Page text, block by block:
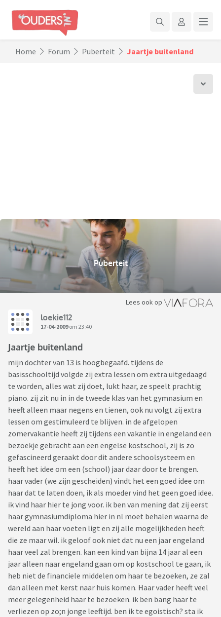
Home Forum Puberteit Jaartje buitenland
Puberteit
Lees ook op
loekie112
17-04-2009om 23:40
Jaartje buitenland
mijn dochter van 13 is hoogbegaafd. tijdens de
basisschooltijd volgde zij extra lessen om extra uitgedaagd
te worden, alles wat zij doet, lukt haar, ze speelt prachtig
piano. zij zit nu in in de tweede klas van het gymnasium en
heeft alleen maar negens en tienen, ook nu volgt zij extra
lessen om gestimuleerd te blijven. in de afgelopen
zomervakantie heeft zij tijdens een vakantie in engeland een
bezoekje gebracht aan een engelse kostschool, zij is zo
gefascineerd geraakt door dit andere schoolsysteem en
heeft het idee om een (school) jaar daar door te brengen.
haar vader (we zijn gescheiden) vindt het een goed idee om
haar dat te laten doen, ik als moeder vind het geen goed idee.
ik vind haar hier te jong voor. ik ben van mening dat zij eerst
haar gymnasiumdiploma hier in nl moet behalen waarna de
wereld aan haar voeten ligt en zij alle mogelijkheden heeft
die ze maar wil. ik geloof ook niet dat nu een jaar engeland
haar veel zal brengen. kan een kind van bijna 14 jaar al een
jaar alleen naar engeland gaan om op kostschool te gaan, ik
heb niet de financiele middelen om haar te bezoeken, ze zal
dan alleen met kerst naar huis komen. Haar vader heeft veel
meer gelegenheid haar te bezoeken. ik ben bang haar te
verliezen op zo;n jonge leeftijd. ben ik te egoistisch? sta ik